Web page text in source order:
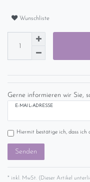
Wunschliste
Gerne informieren wir Sie,
E-MAIL-ADRESSE
Hiermit bestätige ich, dass ich
Senden
* inkl. MwSt. (Dieser Artikel